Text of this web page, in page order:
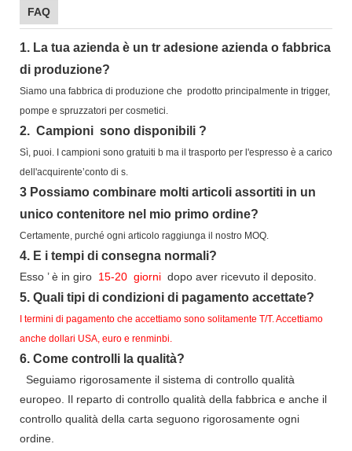
FAQ
1. La tua azienda è un tr adesione azienda o fabbrica
di produzione?
Siamo una fabbrica di produzione che prodotto principalmente in trigger,
pompe e spruzzatori per cosmetici.
2. Campioni sono disponibili ?
Sì, puoi. I campioni sono gratuiti b ma il trasporto per l'espresso è a carico
dell'acquirente’conto di s.
3 Possiamo combinare molti articoli assortiti in un
unico contenitore nel mio primo ordine?
Certamente, purché ogni articolo raggiunga il nostro MOQ.
4. E i tempi di consegna normali?
Esso ’è in giro 15-20 giorni dopo aver ricevuto il deposito.
5. Quali tipi di condizioni di pagamento accettate?
I termini di pagamento che accettiamo sono solitamente T/T. Accettiamo
anche dollari USA, euro e renminbi.
6. Come controlli la qualità?
Seguiamo rigorosamente il sistema di controllo qualità
europeo. Il reparto di controllo qualità della fabbrica e anche il
controllo qualità della carta seguono rigorosamente ogni
ordine.